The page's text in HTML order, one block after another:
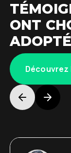
ONT
ADOPTÉ
Découvrez